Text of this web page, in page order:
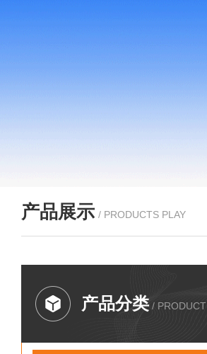
产品展示 / PRODUCTS PLAY
产品分类 / PRODUCT